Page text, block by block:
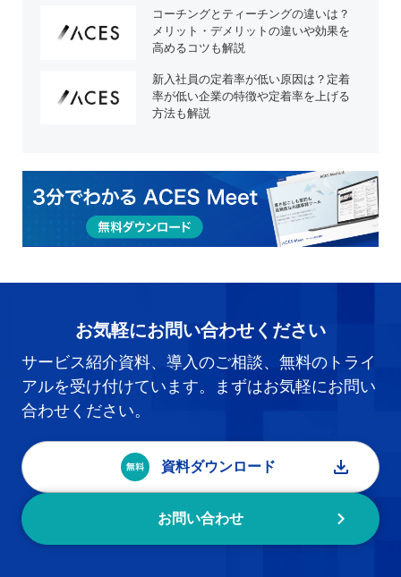
コーチングとティーチングの違いは？
メリット・デメリットの違いや効果を
高めるコツも解説
新入社員の定着率が低い原因は？定着
率が低い企業の特徴や定着率を上げる
方法も解説
お気軽にお問い合わせください
サービス紹介資料、導入のご相談、無料のトライ
アルを受け付けています。まずはお気軽にお問い
合わせください。
資料ダウンロード
お問い合わせ